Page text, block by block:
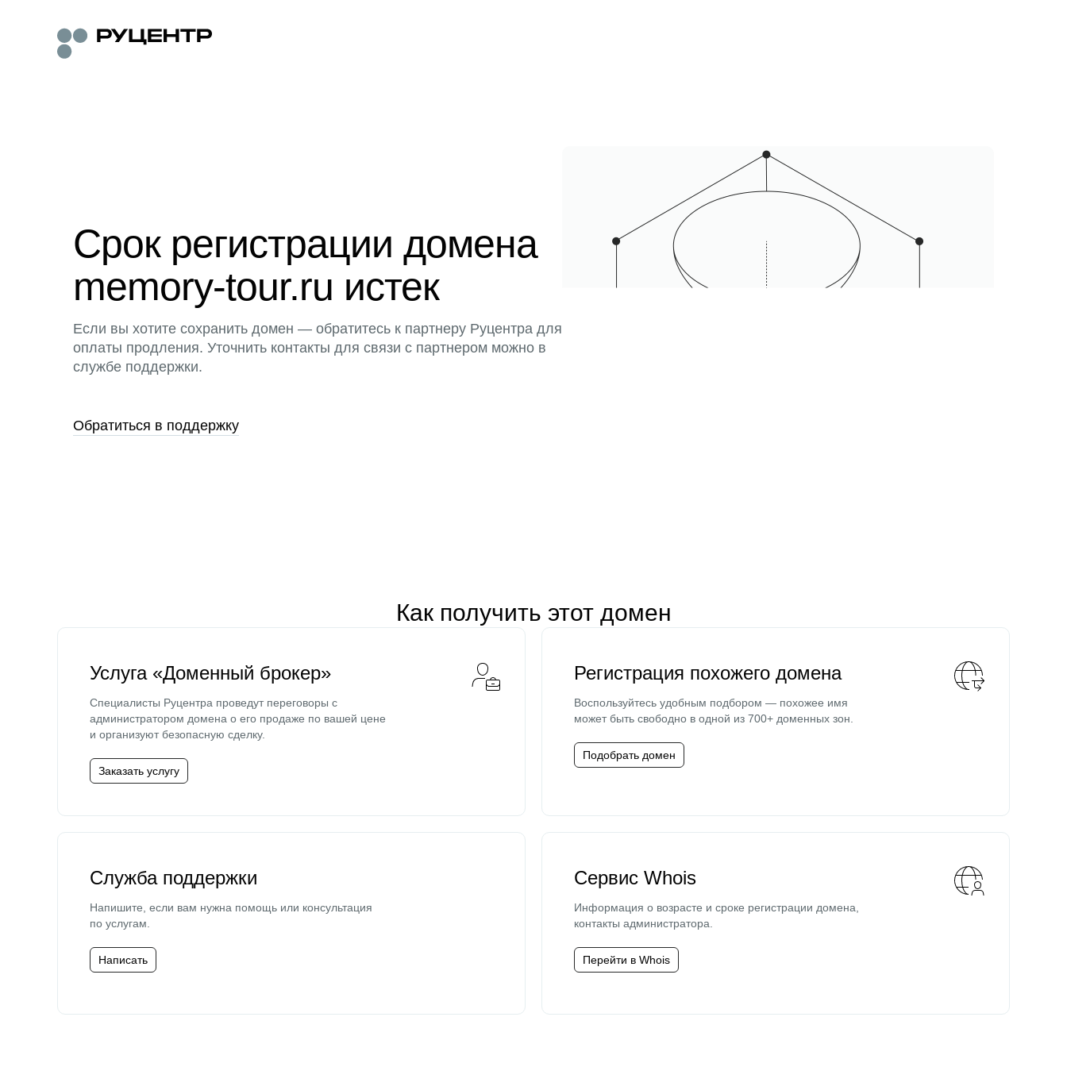
Срок регистрации домена
memory-tour.ru истек
Если вы хотите сохранить домен — обратитесь к партнеру Руцентра для
оплаты продления. Уточнить контакты для связи с партнером можно в
службе поддержки.
Обратиться в поддержку
Как получить этот домен
Услуга «Доменный брокер»
Специалисты Руцентра проведут переговоры с
администратором домена о его продаже по вашей цене
и организуют безопасную сделку.
Заказать услугу
Регистрация похожего домена
Воспользуйтесь удобным подбором — похожее имя
может быть свободно в одной из 700+ доменных зон.
Подобрать домен
Служба поддержки
Напишите, если вам нужна помощь или консультация
по услугам.
Написать
Сервис Whois
Информация о возрасте и сроке регистрации домена,
контакты администратора.
Перейти в Whois